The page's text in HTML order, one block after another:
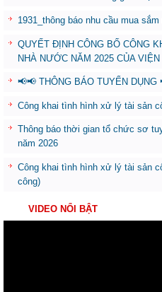
1931_thông báo nhu cầu mua
QUYẾT ĐỊNH CÔNG BỐ CÔNG
NHÀ NƯỚC NĂM 2025 CỦA
📢📢 THÔNG BÁO TUYỂN DỤNG
Công khai tình hình xử lý tài sản
Thông báo thời gian tổ chức sơ
năm 2026
Công khai tình hình xử lý tài sản
công)
VIDEO NỔI BẬT